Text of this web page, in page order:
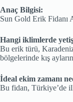
Anaç Bilgisi:
Sun Gold Erik Fidanı
Hangi iklimlerde
Bu erik türü,
bölgelerinde kış
İdeal ekim zamanı
Bu fidan, Türkiye’de